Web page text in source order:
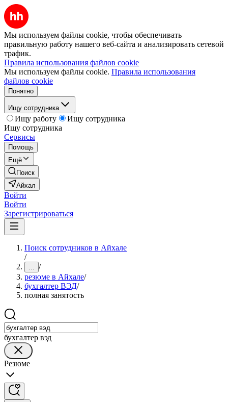
Мы используем файлы cookie, чтобы обеспечивать
правильную работу нашего веб-сайта и анализировать сетевой
трафик.
Правила использования файлов cookie
Мы используем файлы cookie. Правила использования
файлов cookie
Понятно
Ищу сотрудника
Ищу работу
Ищу сотрудника
Ищу сотрудника
Сервисы
Помощь
Ещё
Поиск
Айхал
Войти
Войти
Зарегистрироваться
Поиск сотрудников в Айхале
/
... /
резюме в Айхале/
бухгалтер ВЭД/
полная занятость
бухгалтер вэд
Резюме